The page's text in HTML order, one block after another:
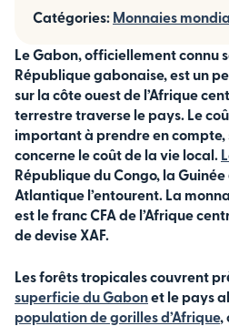
Le Gabon, officiellement connu
République gabonaise, est un
sur la côte ouest de l’Afrique
terrestre traverse le pays. Le
important à prendre en compte,
concerne le coût de la vie local.
République du Congo, la
Atlantique l’entourent. La
est le franc CFA de l’Afrique
de devise XAF.
Les forêts tropicales couvrent
superficie du Gabonet le pays
population de gorilles d’Afrique,
Catégories: Monnaies